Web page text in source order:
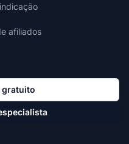
afiliados
gratuito